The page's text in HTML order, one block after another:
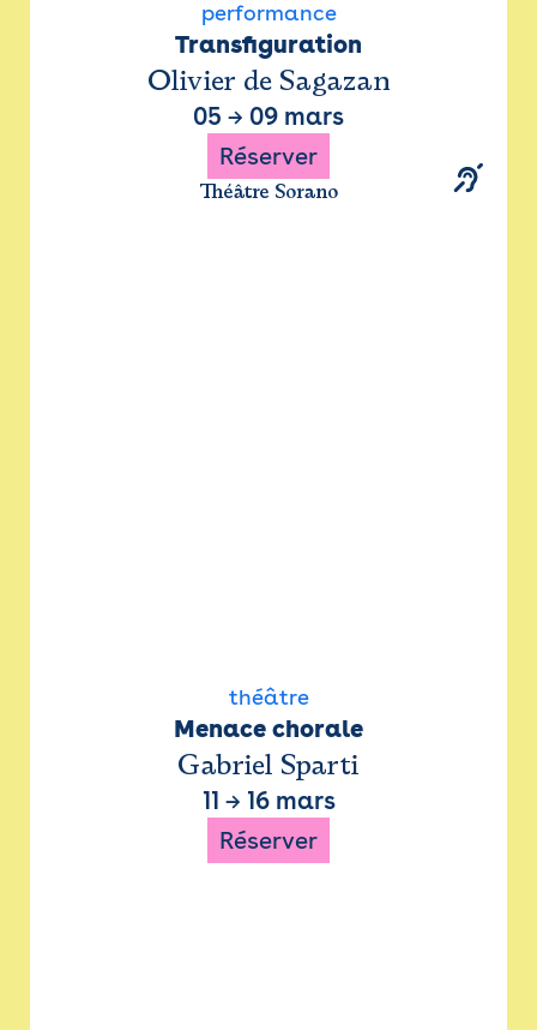
performance
Transfiguration
Olivier de Sagazan
05 → 09 mars
Réserver
Théâtre Sorano
théâtre
Menace chorale
Gabriel Sparti
11 → 16 mars
Réserver